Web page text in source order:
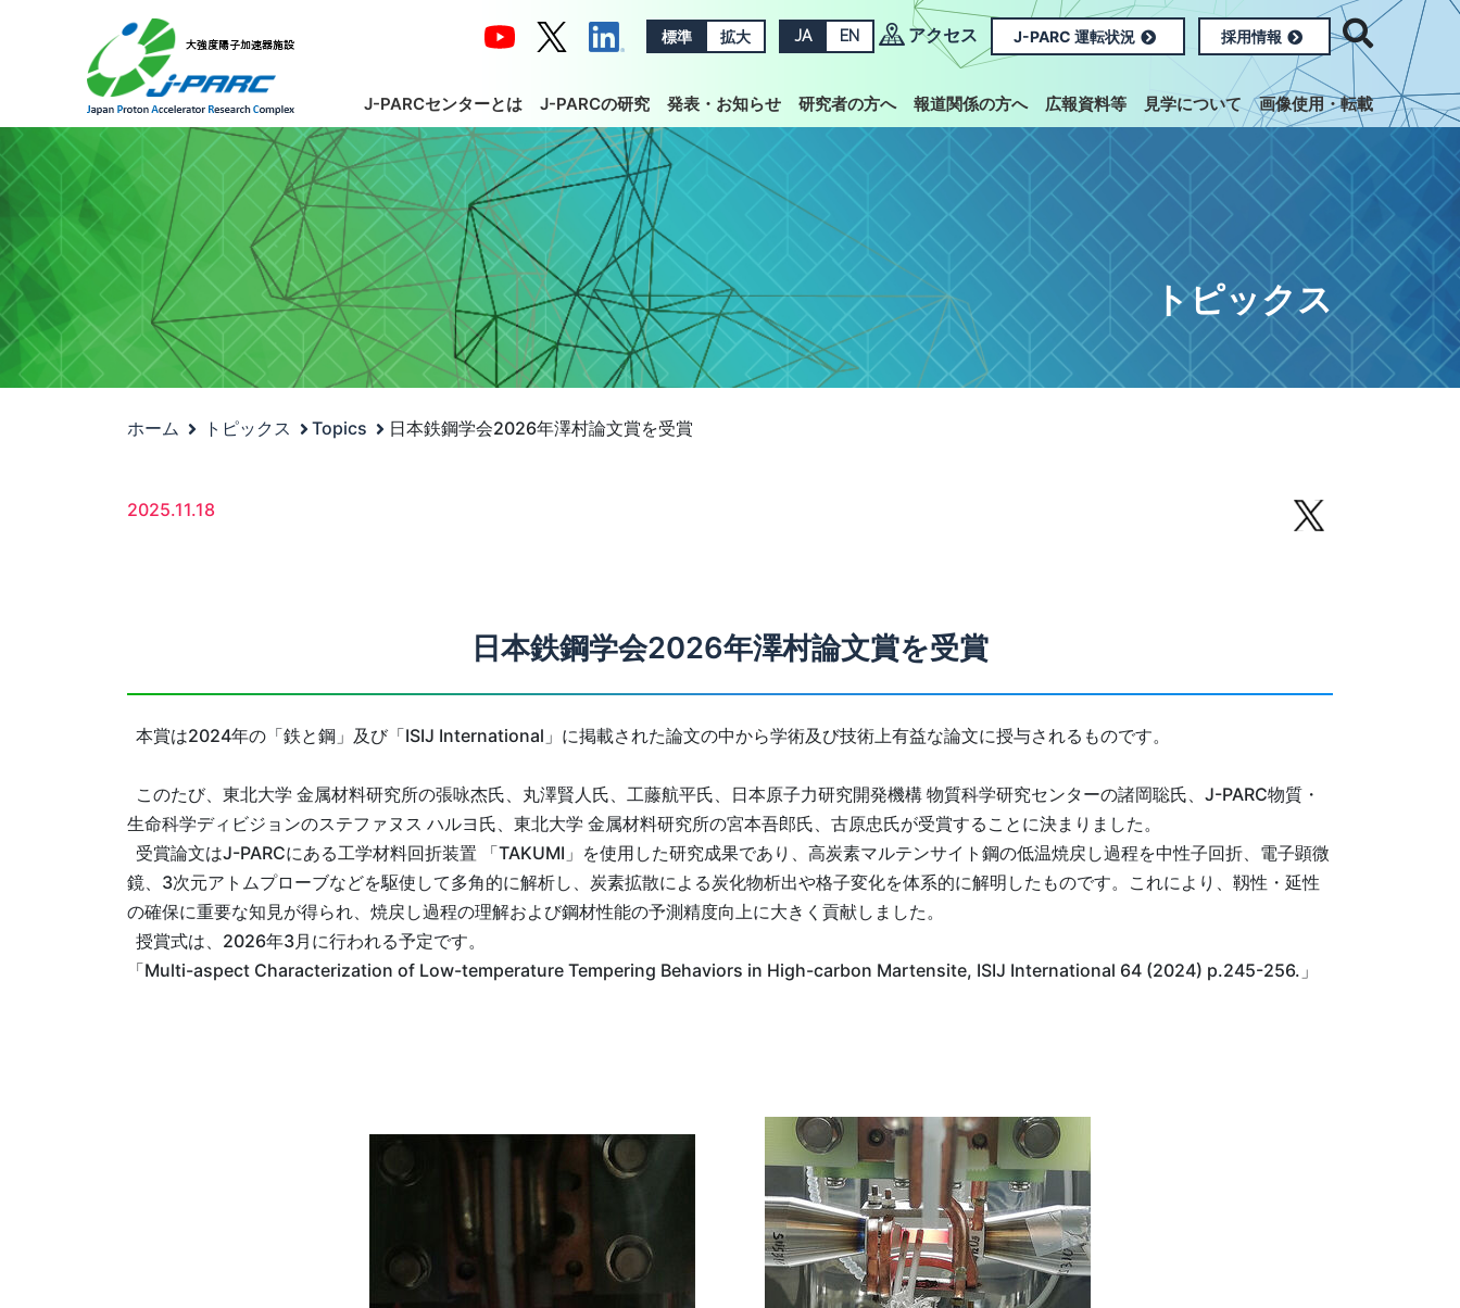
標準 拡大 JA EN アクセス J-PARC 運転状況 採用情報
J-PARCセンターとは J-PARCの研究 発表・お知らせ 研究者の方へ 報道関係の方へ 広報資料等 見学について 画像使用・転載
トピックス
ホーム トピックス Topics 日本鉄鋼学会2026年澤村論文賞を受賞
2025.11.18
日本鉄鋼学会2026年澤村論文賞を受賞
本賞は2024年の「鉄と鋼」及び「ISIJ International」に掲載された論文の中から学術及び技術上有益な論文に授与されるものです。
このたび、東北大学 金属材料研究所の張咏杰氏、丸澤賢人氏、工藤航平氏、日本原子力研究開発機構 物質科学研究センターの諸岡聡氏、J-PARC物質・
生命科学ディビジョンのステファヌス ハルヨ氏、東北大学 金属材料研究所の宮本吾郎氏、古原忠氏が受賞することに決まりました。
受賞論文はJ-PARCにある工学材料回折装置 「TAKUMI」を使用した研究成果であり、高炭素マルテンサイト鋼の低温焼戻し過程を中性子回折、電子顕微
鏡、3次元アトムプローブなどを駆使して多角的に解析し、炭素拡散による炭化物析出や格子変化を体系的に解明したものです。これにより、靱性・延性
の確保に重要な知見が得られ、焼戻し過程の理解および鋼材性能の予測精度向上に大きく貢献しました。
授賞式は、2026年3月に行われる予定です。
「Multi-aspect Characterization of Low-temperature Tempering Behaviors in High-carbon Martensite, ISIJ International 64 (2024) p.245-256.」